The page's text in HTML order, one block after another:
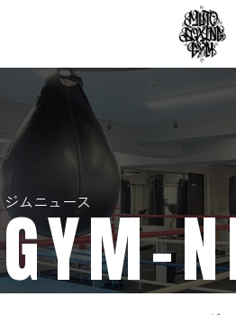
ジムニュース
GYM-